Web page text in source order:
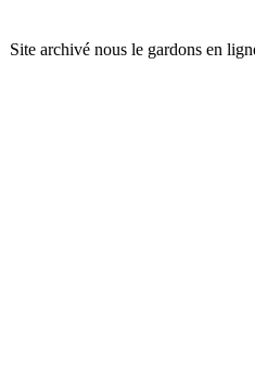
Site archivé nous le gardons en